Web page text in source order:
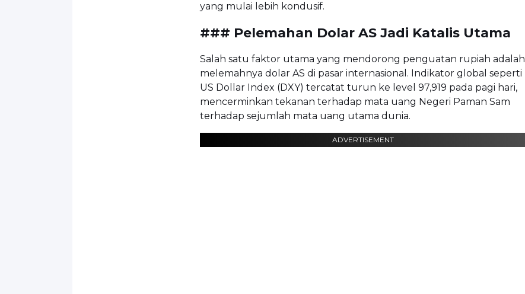
yang mulai lebih kondusif.
### Pelemahan Dolar AS Jadi Katalis Utama
Salah satu faktor utama yang mendorong penguatan rupiah adalah
melemahnya dolar AS di pasar internasional. Indikator global seperti
US Dollar Index (DXY) tercatat turun ke level 97,919 pada pagi hari,
mencerminkan tekanan terhadap mata uang Negeri Paman Sam
terhadap sejumlah mata uang utama dunia.
ADVERTISEMENT